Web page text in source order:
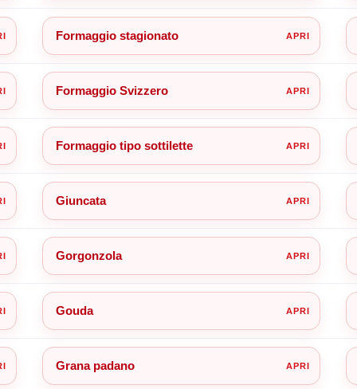
Formaggio stagionato
Formaggio Svizzero
Formaggio tipo sottilette
Giuncata
Gorgonzola
Gouda
Grana padano